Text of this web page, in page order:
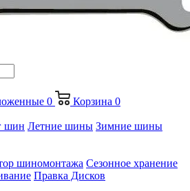
0 Корзина 0
шин Летние шины Зимние шины
шиномонтажа Сезонное хранение
Правка Дисков